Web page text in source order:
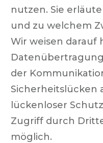
nutzen. Sie
und zu welchem
Wir weisen darauf
der
Sicherheitslücken
lückenloser
Zugriff durch
möglich.